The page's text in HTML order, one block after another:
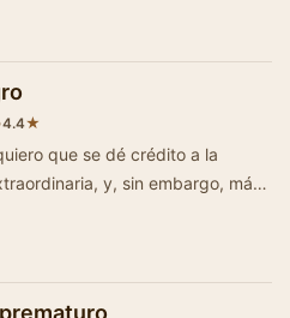
4.4★
que se dé crédito a la
y, sin embargo, más